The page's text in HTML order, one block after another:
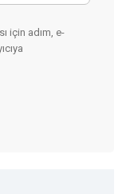
için adım, e-